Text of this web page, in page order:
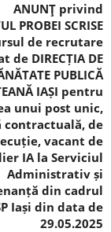
ANUNŢ privind
PROBEI SCRISE
de recrutare
de DIRECȚIA DE
PUBLICĂ
IAȘI pentru
unui post unic,
contractuală, de
vacant de
IA la Serviciul
Administrativ și
din cadrul
Iași din data de
29.05.2025